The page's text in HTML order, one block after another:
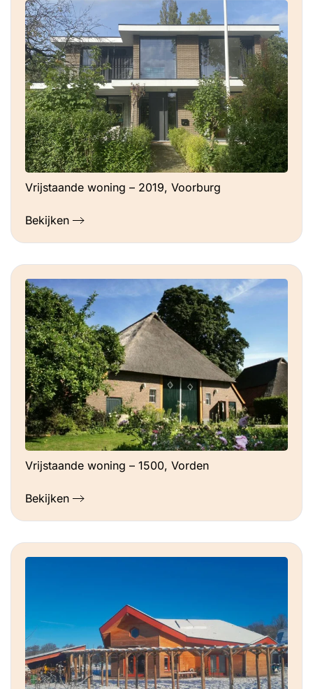
Vrijstaande woning – 2019, Voorburg
Bekijken
Vrijstaande woning – 1500, Vorden
Bekijken